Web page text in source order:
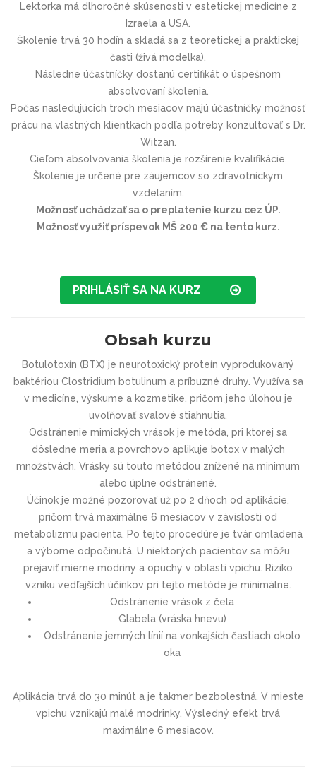
Lektorka má dlhoročné skúsenosti v estetickej medicíne z
Izraela a USA.
Školenie trvá 30 hodín a skladá sa z teoretickej a praktickej
časti (živá modelka).
Následne účastníčky dostanú certifikát o úspešnom
absolvovaní školenia.
Počas nasledujúcich troch mesiacov majú účastníčky možnosť
prácu na vlastných klientkach podľa potreby konzultovať s Dr.
Witzan.
Cieľom absolvovania školenia je rozšírenie kvalifikácie.
Školenie je určené pre záujemcov so zdravotníckym
vzdelaním.
Možnosť uchádzať sa o preplatenie kurzu cez ÚP.
Možnosť využiť príspevok MŠ 200 € na tento kurz.
PRIHLÁSIŤ SA NA KURZ
Obsah kurzu
Botulotoxín (BTX) je neurotoxický proteín vyprodukovaný
baktériou Clostridium botulinum a príbuzné druhy. Využíva sa
v medicíne, výskume a kozmetike, pričom jeho úlohou je
uvoľňovať svalové stiahnutia.
Odstránenie mimických vrások je metóda, pri ktorej sa
dôsledne meria a povrchovo aplikuje botox v malých
množstvách. Vrásky sú touto metódou znížené na minimum
alebo úplne odstránené.
Účinok je možné pozorovať už po 2 dňoch od aplikácie,
pričom trvá maximálne 6 mesiacov v závislosti od
metabolizmu pacienta. Po tejto procedúre je tvár omladená
a výborne odpočinutá. U niektorých pacientov sa môžu
prejaviť mierne modriny a opuchy v oblasti vpichu. Riziko
vzniku vedľajších účinkov pri tejto metóde je minimálne.
Odstránenie vrások z čela
Glabela (vráska hnevu)
Odstránenie jemných línií na vonkajších častiach okolo
oka
Aplikácia trvá do 30 minút a je takmer bezbolestná. V mieste
vpichu vznikajú malé modrinky. Výsledný efekt trvá
maximálne 6 mesiacov.